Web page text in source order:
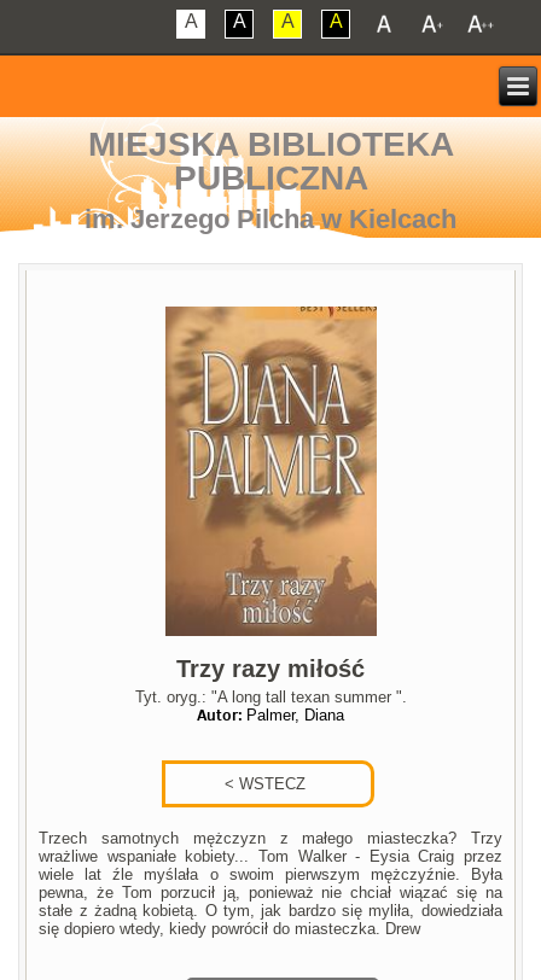
A A A A
MIEJSKA BIBLIOTEKA
PUBLICZNA
im. Jerzego Pilcha w Kielcach
Trzy razy miłość
Tyt. oryg.: "A long tall texan summer ".
Autor: Palmer, Diana
Trzech samotnych mężczyzn z małego miasteczka? Trzy
wrażliwe wspaniałe kobiety... Tom Walker - Eysia Craig przez
wiele lat źle myślała o swoim pierwszym mężczyźnie. Była
pewna, że Tom porzucił ją, ponieważ nie chciał wiązać się na
stałe z żadną kobietą. O tym, jak bardzo się myliła, dowiedziała
się dopiero wtedy, kiedy powrócił do miasteczka. Drew